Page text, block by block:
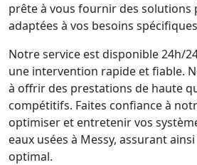
prête à vous fournir des solutions
adaptées à vos besoins
Notre service est disponible 24h/
une intervention rapide et fiable.
à offrir des prestations de haute
compétitifs. Faites confiance à
optimiser et entretenir vos
eaux usées à Messy, assurant
optimal.